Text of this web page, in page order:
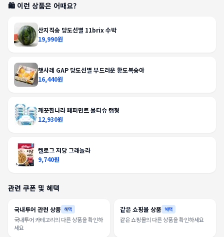
🛍️ 이런 상품은 어때요?
산지직송 당도선별 11brix 수박
19,990원
햇사레 GAP 당도선별 부드러운 황도복숭아
16,440원
깨끗한나라 페퍼민트 물티슈 캡형
12,930원
켈로그 저당 그래놀라
9,740원
관련 쿠폰 및 혜택
국내투어 관련 상품 혜택
국내투어 카테고리의 다른 상품을 확인하
세요
같은 쇼핑몰 상품 혜택
같은 쇼핑몰의 다른 상품을 확인하세요